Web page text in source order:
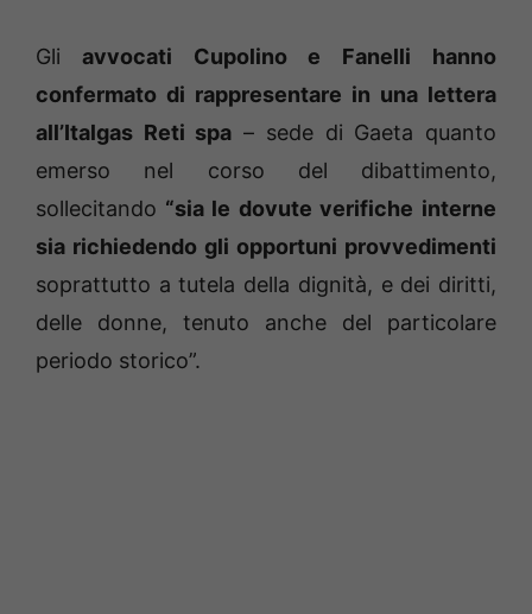
Gli avvocati Cupolino e Fanelli hanno
confermato di rappresentare in una lettera
all’Italgas Reti spa – sede di Gaeta quanto
emerso nel corso del dibattimento,
sollecitando “sia le dovute verifiche interne
sia richiedendo gli opportuni provvedimenti
soprattutto a tutela della dignità, e dei diritti,
delle donne, tenuto anche del particolare
periodo storico”.